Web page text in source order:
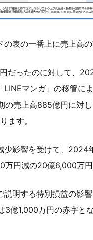
表の一番上に売上高
だったのに対して、
マンガ」の移管に
の売上高885億円に対
ます。
少影響を受けて、
円減の20億6,000万円
説明する特別損益の影
億1,000万円の赤字とな